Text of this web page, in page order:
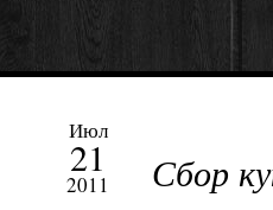
Июл
21
2011 Сбор